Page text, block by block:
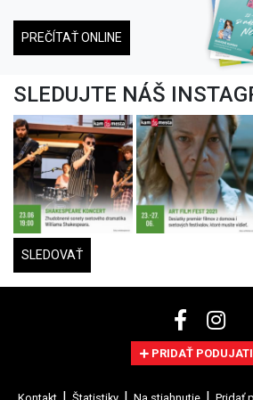
PREČÍTAŤ ONLINE
SLEDUJTE NÁŠ
SLEDOVAŤ
PRIDAŤ